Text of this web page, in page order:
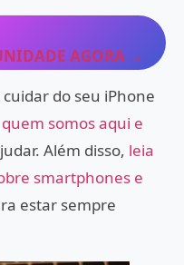
AGORA →
do seu iPhone
quem somos aqui e
Além disso, leia
smartphones e
estar sempre